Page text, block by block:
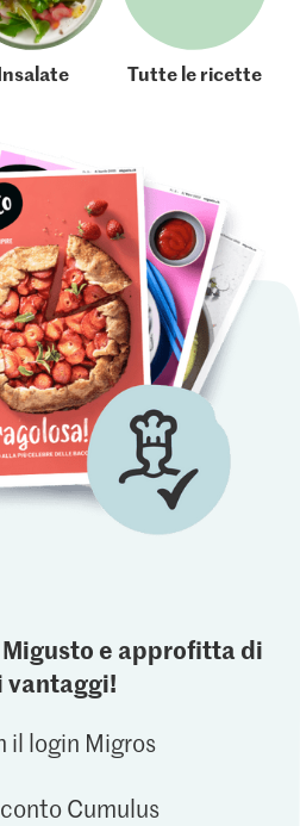
Tutte le ricette
e approfitta di
vantaggi!
il login Migros
Cumulus